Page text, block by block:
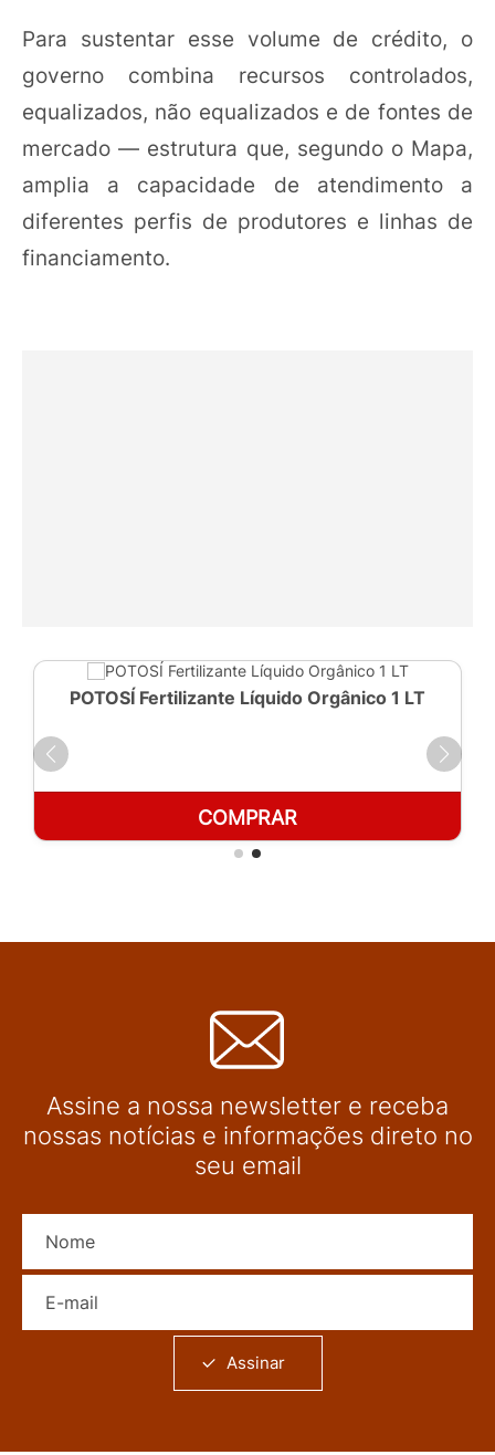
Para sustentar esse volume de crédito, o
governo combina recursos controlados,
equalizados, não equalizados e de fontes de
mercado — estrutura que, segundo o Mapa,
amplia a capacidade de atendimento a
diferentes perfis de produtores e linhas de
financiamento.
POTOSÍ Fertilizante Líquido Orgânico 1 LT
COMPRAR
Assine a nossa newsletter e receba
nossas notícias e informações direto no
seu email
Assinar